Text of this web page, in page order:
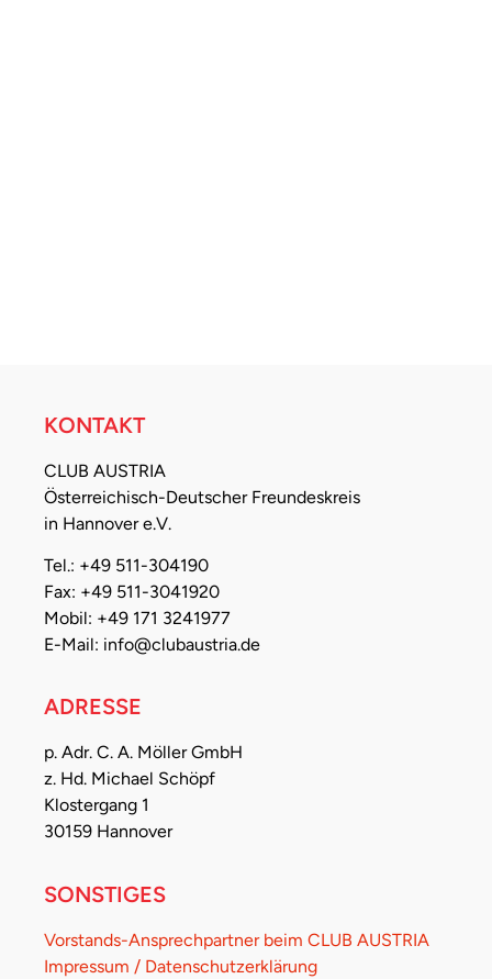
KONTAKT
CLUB AUSTRIA
Österreichisch-Deutscher Freundeskreis
in Hannover e.V.
Tel.: +49 511-304190
Fax: +49 511-3041920
Mobil: +49 171 3241977
E-Mail: info@clubaustria.de
ADRESSE
p. Adr. C. A. Möller GmbH
z. Hd. Michael Schöpf
Klostergang 1
30159 Hannover
SONSTIGES
Vorstands-Ansprechpartner beim CLUB AUSTRIA
Impressum / Datenschutzerklärung